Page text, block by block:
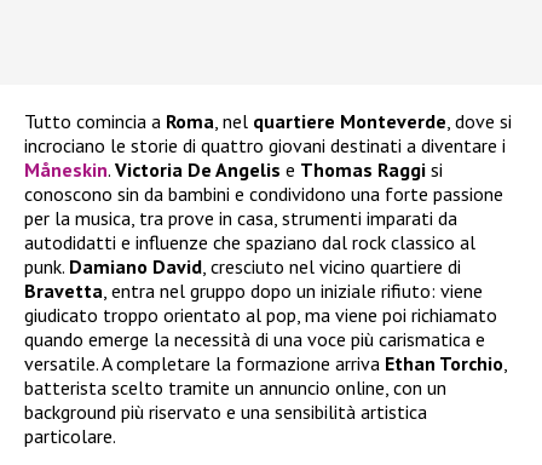
Tutto comincia a Roma , nel quartiere Monteverde , dove si
incrociano le storie di quattro giovani destinati a diventare i
Måneskin. Victoria De Angelis e Thomas Raggi si
conoscono sin da bambini e condividono una forte passione
per la musica, tra prove in casa, strumenti imparati da
autodidatti e influenze che spaziano dal rock classico al
punk. Damiano David , cresciuto nel vicino quartiere di
Bravetta , entra nel gruppo dopo un iniziale rifiuto: viene
giudicato troppo orientato al pop, ma viene poi richiamato
quando emerge la necessità di una voce più carismatica e
versatile. A completare la formazione arriva Ethan Torchio
batterista scelto tramite un annuncio online, con un
background più riservato e una sensibilità artistica
particolare.